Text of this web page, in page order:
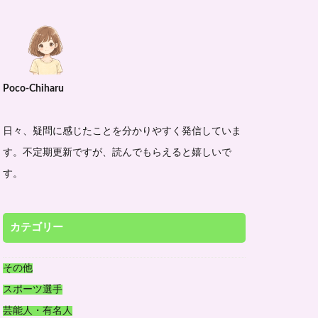
Poco-Chiharu
日々、疑問に感じたことを分かりやすく発信していま
す。不定期更新ですが、読んでもらえると嬉しいで
す。
カテゴリー
その他
スポーツ選手
芸能人・有名人